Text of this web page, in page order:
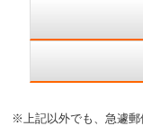
※上記以外でも、急遽郵